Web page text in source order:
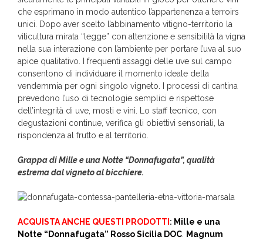
che esprimano in modo autentico l’appartenenza a terroirs
unici. Dopo aver scelto l’abbinamento vitigno-territorio la
viticultura mirata “legge” con attenzione e sensibilità la vigna
nella sua interazione con l’ambiente per portare l’uva al suo
apice qualitativo. I frequenti assaggi delle uve sul campo
consentono di individuare il momento ideale della
vendemmia per ogni singolo vigneto. I processi di cantina
prevedono l’uso di tecnologie semplici e rispettose
dell’integrità di uve, mosti e vini. Lo staff tecnico, con
degustazioni continue, verifica gli obiettivi sensoriali, la
rispondenza al frutto e al territorio.
Grappa di Mille e una Notte “Donnafugata”, qualità
estrema dal vigneto al bicchiere.
ACQUISTA ANCHE QUESTI PRODOTTI : Mille e una
Notte “Donnafugata” Rosso Sicilia DOC. Magnum